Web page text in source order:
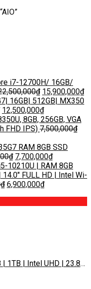
i7-12700H/ 16GB/
₫ 15,900,000₫
16GB| 512GB| MX350
12,500,000₫
8GB, 256GB, VGA
FHD IPS) 7,500,000₫
RAM 8GB SSD
₫ 7,700,000₫
10210U | RAM 8GB
FULL HD | Intel Wi-
₫ 6,900,000₫
1TB | Intel UHD | 23.8